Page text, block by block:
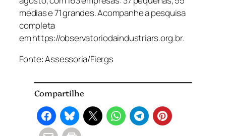
médias e 71 grandes. Acompanhe a pesquisa
completa
em https://observatoriodaindustriars.org.br.
Fonte: Assessoria/Fiergs
Compartilhe